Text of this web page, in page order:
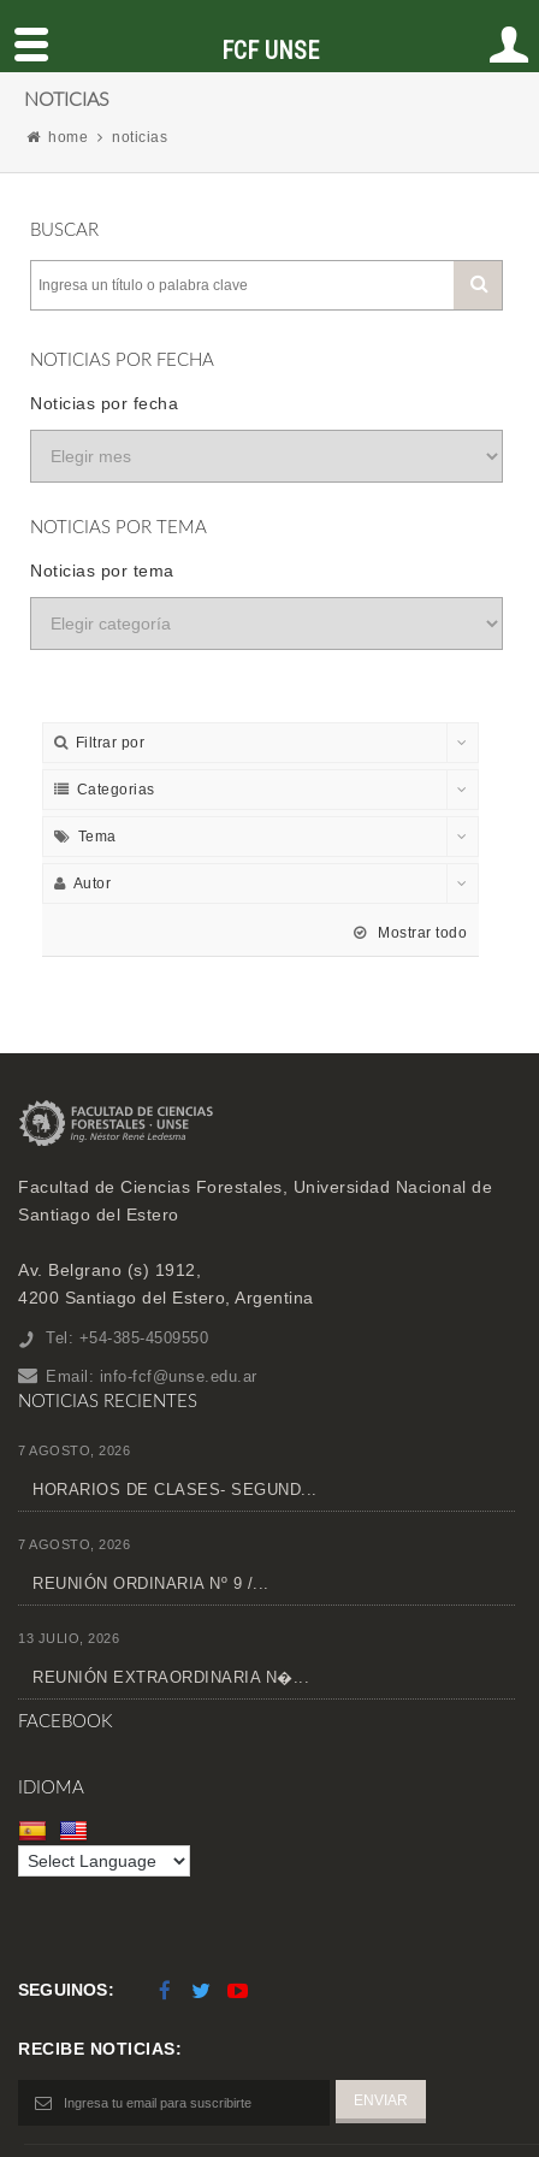
NOTICIAS
home noticias
BUSCAR
NOTICIAS POR FECHA
Noticias por fecha
NOTICIAS POR TEMA
Noticias por tema
Filtrar por
Categorias
Tema
Autor
Mostrar todo
Facultad de Ciencias Forestales, Universidad Nacional de
Santiago del Estero
Av. Belgrano (s) 1912,
4200 Santiago del Estero, Argentina
Tel: +54-385-4509550
Email: info-fcf@unse.edu.ar
NOTICIAS RECIENTES
7 AGOSTO, 2026
HORARIOS DE CLASES- SEGUND...
7 AGOSTO, 2026
REUNIÓN ORDINARIA Nº 9 /...
13 JULIO, 2026
REUNIÓN EXTRAORDINARIA N�...
FACEBOOK
IDIOMA
SEGUINOS:
RECIBE NOTICIAS:
FCF UNSE